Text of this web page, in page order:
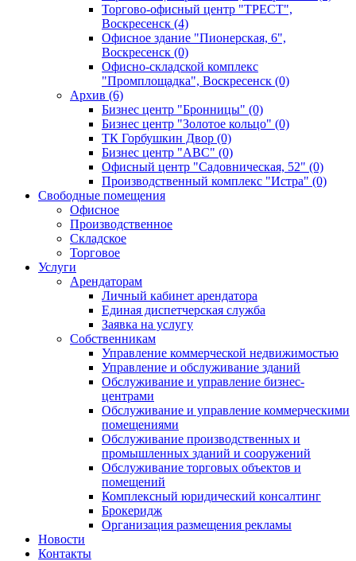
Торгово-офисный центр "ТРЕСТ",
Воскресенск (4)
Офисное здание "Пионерская, 6",
Воскресенск (0)
Офисно-складской комплекс
"Промплощадка", Воскресенск (0)
Архив (6)
Бизнес центр "Бронницы" (0)
Бизнес центр "Золотое кольцо" (0)
ТК Горбушкин Двор (0)
Бизнес центр "АВС" (0)
Офисный центр "Садовническая, 52" (0)
Производственный комплекс "Истра" (0)
Свободные помещения
Офисное
Производственное
Складское
Торговое
Услуги
Арендаторам
Личный кабинет арендатора
Единая диспетчерская служба
Заявка на услугу
Собственникам
Управление коммерческой недвижимостью
Управление и обслуживание зданий
Обслуживание и управление бизнес-
центрами
Обслуживание и управление коммерческими
помещениями
Обслуживание производственных и
промышленных зданий и сооружений
Обслуживание торговых объектов и
помещений
Комплексный юридический консалтинг
Брокеридж
Организация размещения рекламы
Новости
Контакты